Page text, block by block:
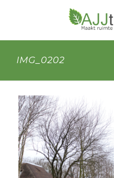
IMG_0202